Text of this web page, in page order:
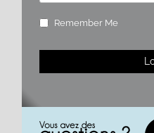
Remember Me